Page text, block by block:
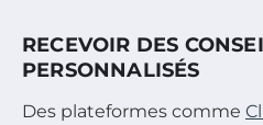
RECEVOIR DES
PERSONNALISÉS
Des plateformes comme